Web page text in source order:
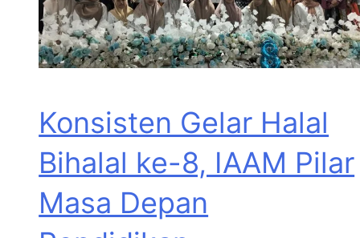
Konsisten Gelar Halal
Bihalal ke-8, IAAM Pilar
Masa Depan